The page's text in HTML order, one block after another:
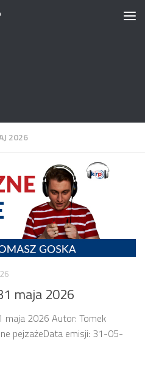
2026
maja 2026
maja 2026 Autor: Tomek
pejzażeData emisji: 31-05-